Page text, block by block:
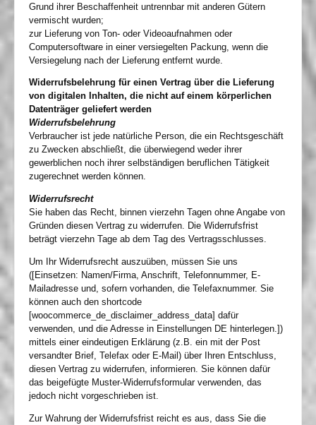
Grund ihrer Beschaffenheit untrennbar mit anderen Gütern
vermischt wurden;
zur Lieferung von Ton- oder Videoaufnahmen oder
Computersoftware in einer versiegelten Packung, wenn die
Versiegelung nach der Lieferung entfernt wurde.
Widerrufsbelehrung für einen Vertrag über die Lieferung
von digitalen Inhalten, die nicht auf einem körperlichen
Datenträger geliefert werden
Widerrufsbelehrung
Verbraucher ist jede natürliche Person, die ein Rechtsgeschäft
zu Zwecken abschließt, die überwiegend weder ihrer
gewerblichen noch ihrer selbständigen beruflichen Tätigkeit
zugerechnet werden können.
Widerrufsrecht
Sie haben das Recht, binnen vierzehn Tagen ohne Angabe von
Gründen diesen Vertrag zu widerrufen. Die Widerrufsfrist
beträgt vierzehn Tage ab dem Tag des Vertragsschlusses.
Um Ihr Widerrufsrecht auszuüben, müssen Sie uns
([Einsetzen: Namen/Firma, Anschrift, Telefonnummer, E-
Mailadresse und, sofern vorhanden, die Telefaxnummer. Sie
können auch den shortcode
[woocommerce_de_disclaimer_address_data] dafür
verwenden, und die Adresse in Einstellungen DE hinterlegen.])
mittels einer eindeutigen Erklärung (z.B. ein mit der Post
versandter Brief, Telefax oder E-Mail) über Ihren Entschluss,
diesen Vertrag zu widerrufen, informieren. Sie können dafür
das beigefügte Muster-Widerrufsformular verwenden, das
jedoch nicht vorgeschrieben ist.
Zur Wahrung der Widerrufsfrist reicht es aus, dass Sie die